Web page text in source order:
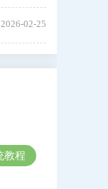
2026-02-25
教程